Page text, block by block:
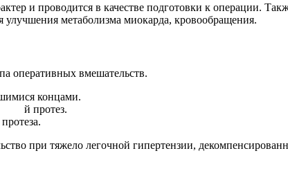
и проводится в качестве подготовки к операции.
улучшения метаболизма миокарда, кровообращения.
оперативных вмешательств.
концами.
й протез.
при тяжело легочной гипертензии,